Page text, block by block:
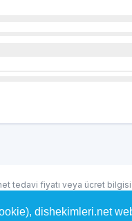
dishekimleri.net
tedavi fiyatı veya ücret bilgisi